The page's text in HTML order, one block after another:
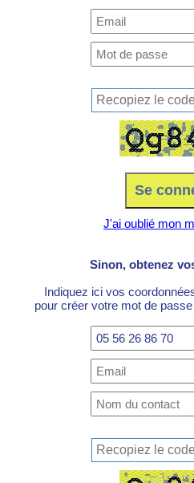
J'ai oublié mon
Sinon, obtenez
Indiquez ici vos
pour créer votre mot de